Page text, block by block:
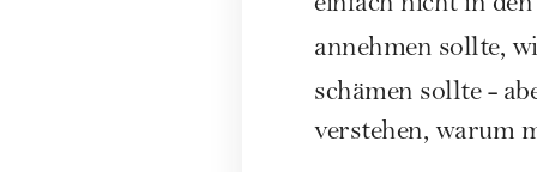
einfach nicht in
annehmen sollte,
schämen sollte -
verstehen, warum